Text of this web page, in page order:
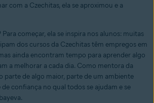
com a Czechitas, ela se aproximou e a
começar, ela se inspira nos alunos: muitas
dos cursos da Czechitas têm empregos em
ainda encontram tempo para aprender algo
a melhorar a cada dia. Como mentora da
parte de algo maior, parte de um ambiente
confiança no qual todos se ajudam e se